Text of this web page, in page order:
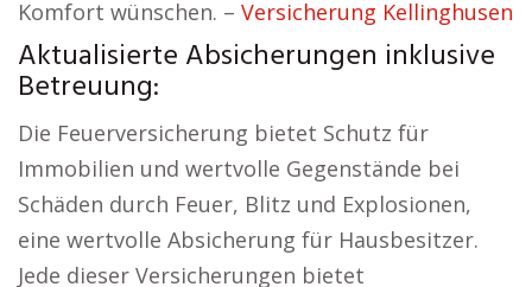
Komfort wünschen. – Versicherung Kellinghusen
Aktualisierte Absicherungen inklusive
Betreuung:
Die Feuerversicherung bietet Schutz für
Immobilien und wertvolle Gegenstände bei
Schäden durch Feuer, Blitz und Explosionen,
eine wertvolle Absicherung für Hausbesitzer.
Jede dieser Versicherungen bietet